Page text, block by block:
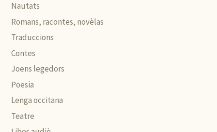
Nautats
Romans, racontes, novèlas
Traduccions
Contes
Joens legedors
Poesia
Lenga occitana
Teatre